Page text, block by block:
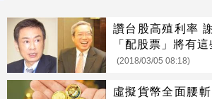
讚台股高殖利率
「配股票」將有
(2018/03/05 08:18)
虛擬貨幣全面腰